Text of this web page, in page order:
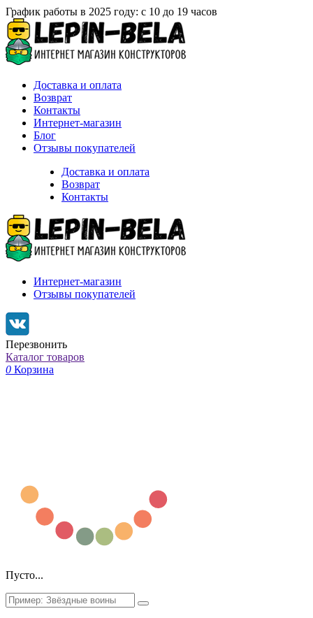
График работы в 2025 году: с 10 до 19 часов
Доставка и оплата
Возврат
Контакты
Интернет-магазин
Блог
Отзывы покупателей
Доставка и оплата
Возврат
Контакты
Интернет-магазин
Отзывы покупателей
Перезвонить
Каталог товаров
0 Корзина
Пусто...